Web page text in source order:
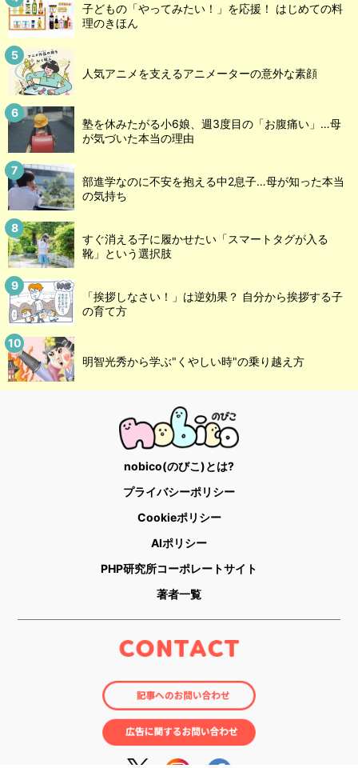
子どもの「やってみたい！」を応援！ はじめての料
理のきほん
人気アニメを支えるアニメーターの意外な素顔
塾を休みたがる小6娘、週3度目の「お腹痛い」…母
が気づいた本当の理由
部進学なのに不安を抱える中2息子…母が知った本当
の気持ち
すぐ消える子に履かせたい「スマートタグが入る
靴」という選択肢
「挨拶しなさい！」は逆効果？ 自分から挨拶する子
の育て方
明智光秀から学ぶ"くやしい時"の乗り越え方
nobico(のびこ)とは?
プライバシーポリシー
Cookieポリシー
AIポリシー
PHP研究所コーポレートサイト
著者一覧